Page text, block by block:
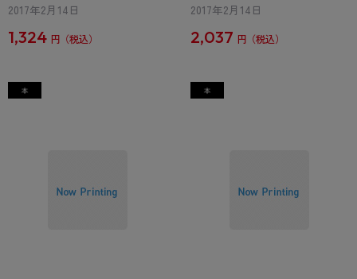
2017年2月14日
1,324 円
2017年2月14日
2,037 円